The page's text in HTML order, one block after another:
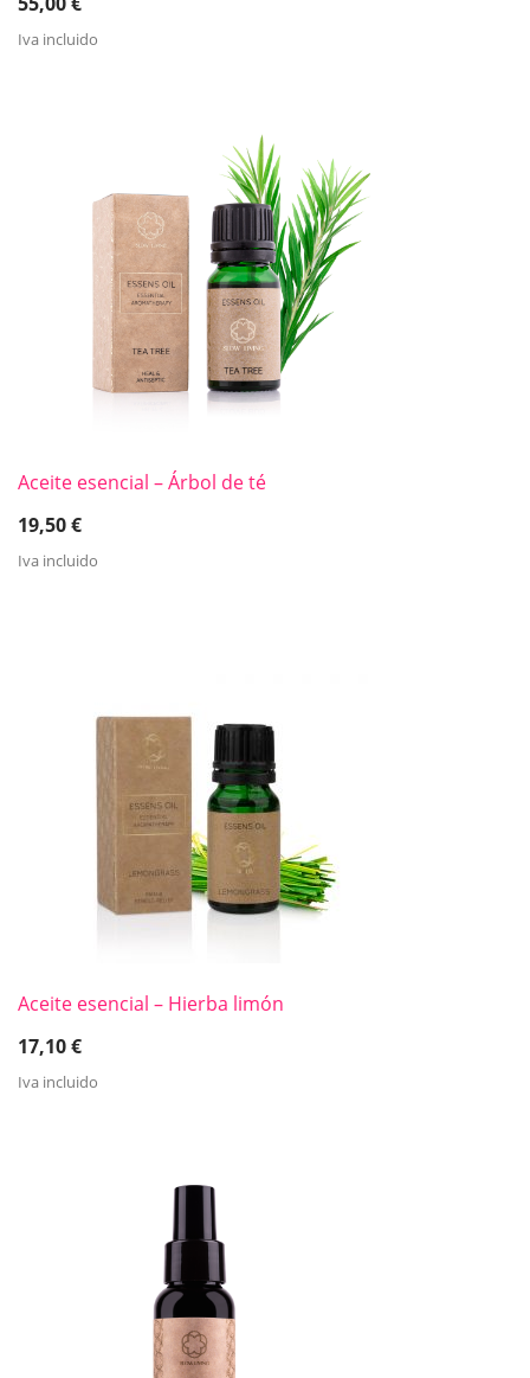
Iva incluido
Aceite esencial – Árbol de té
19,50€
Iva incluido
Aceite esencial – Hierba limón
17,10€
Iva incluido